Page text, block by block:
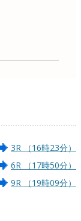
3R （16時23分）
6R （17時50分）
9R （19時09分）